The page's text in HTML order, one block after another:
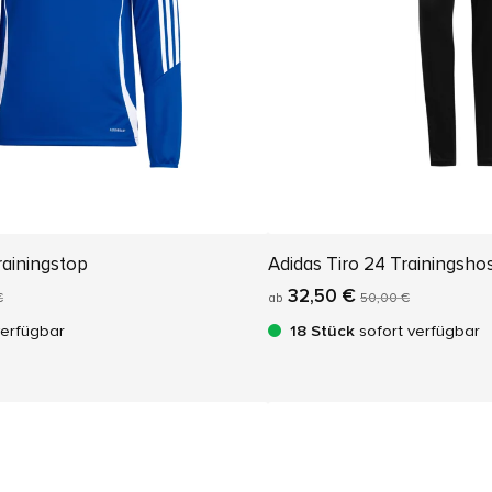
Adidas Tiro 24
ab 32,50 € 50,00 €
18 Stück sofort verfügbar